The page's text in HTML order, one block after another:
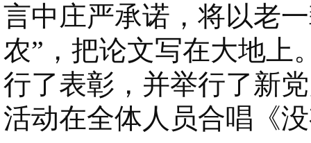
言中庄严承诺，将以老
农”，把论文写在大地上
行了表彰，并举行了新
活动在全体人员合唱《